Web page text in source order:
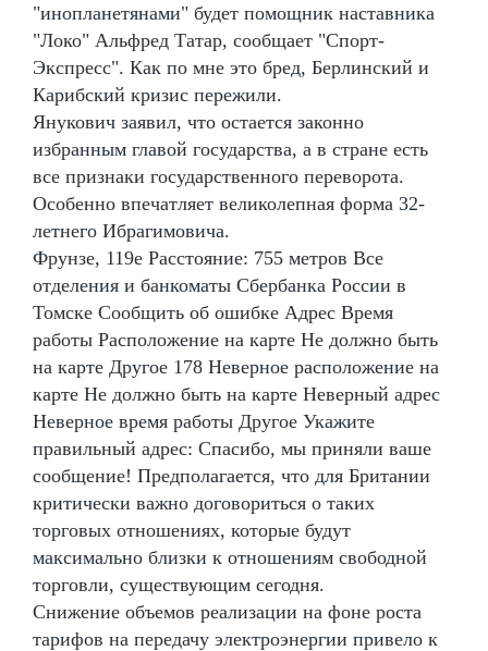
"инопланетянами" будет помощник наставника
"Локо" Альфред Татар, сообщает "Спорт-
Экспресс". Как по мне это бред, Берлинский и
Карибский кризис пережили.
Янукович заявил, что остается законно
избранным главой государства, а в стране есть
все признаки государственного переворота.
Особенно впечатляет великолепная форма 32-
летнего Ибрагимовича.
Фрунзе, 119е Расстояние: 755 метров Все
отделения и банкоматы Сбербанка России в
Томске Сообщить об ошибке Адрес Время
работы Расположение на карте Не должно быть
на карте Другое 178 Неверное расположение на
карте Не должно быть на карте Неверный адрес
Неверное время работы Другое Укажите
правильный адрес: Спасибо, мы приняли ваше
сообщение! Предполагается, что для Британии
критически важно договориться о таких
торговых отношениях, которые будут
максимально близки к отношениям свободной
торговли, существующим сегодня.
Снижение объемов реализации на фоне роста
тарифов на передачу электроэнергии привело к